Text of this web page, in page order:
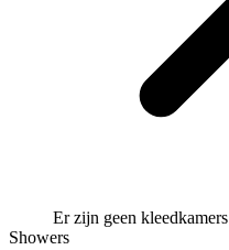
Er zijn geen kleedkamers
Showers